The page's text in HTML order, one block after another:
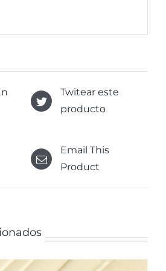
Twitear este
producto
Email This
Product